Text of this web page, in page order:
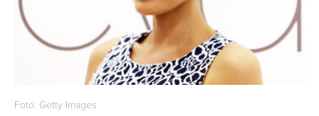
Fotó: Getty Images